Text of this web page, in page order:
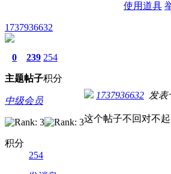
使用道具
1737936632
0
主题
239
帖子
254
积分
中级会员
积分
254
1737936632 发表
这个帖子不回对不起